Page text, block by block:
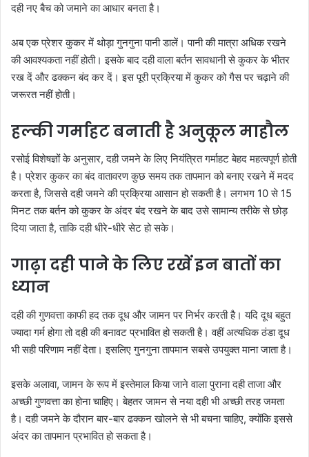
दही नए बैच को जमाने का आधार बनता है।
अब एक प्रेशर कुकर में थोड़ा गुनगुना पानी डालें। पानी की मात्रा अधिक रखने
की आवश्यकता नहीं होती। इसके बाद दही वाला बर्तन सावधानी से कुकर के भीतर
रख दें और ढक्कन बंद कर दें। इस पूरी प्रक्रिया में कुकर को गैस पर चढ़ाने की
जरूरत नहीं होती।
हल्की गर्माहट बनाती है अनुकूल माहौल
रसोई विशेषज्ञों के अनुसार, दही जमने के लिए नियंत्रित गर्माहट बेहद महत्वपूर्ण होती
है। प्रेशर कुकर का बंद वातावरण कुछ समय तक तापमान को बनाए रखने में मदद
करता है, जिससे दही जमने की प्रक्रिया आसान हो सकती है। लगभग 10 से 15
मिनट तक बर्तन को कुकर के अंदर बंद रखने के बाद उसे सामान्य तरीके से छोड़
दिया जाता है, ताकि दही धीरे-धीरे सेट हो सके।
गाढ़ा दही पाने के लिए रखें इन बातों का
ध्यान
दही की गुणवत्ता काफी हद तक दूध और जामन पर निर्भर करती है। यदि दूध बहुत
ज्यादा गर्म होगा तो दही की बनावट प्रभावित हो सकती है। वहीं अत्यधिक ठंडा दूध
भी सही परिणाम नहीं देता। इसलिए गुनगुना तापमान सबसे उपयुक्त माना जाता है।
इसके अलावा, जामन के रूप में इस्तेमाल किया जाने वाला पुराना दही ताजा और
अच्छी गुणवत्ता का होना चाहिए। बेहतर जामन से नया दही भी अच्छी तरह जमता
है। दही जमने के दौरान बार-बार ढक्कन खोलने से भी बचना चाहिए, क्योंकि इससे
अंदर का तापमान प्रभावित हो सकता है।